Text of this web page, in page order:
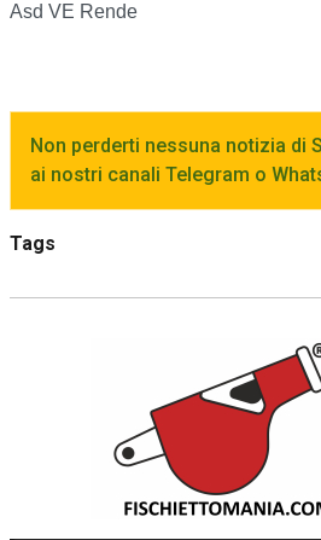
Asd VE Rende
Non perderti nessuna notizia di
ai nostri canali Telegram o
Tags